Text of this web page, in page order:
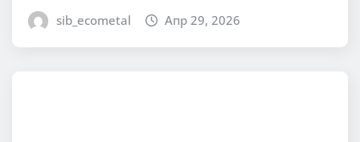
sib_ecometal Апр 29, 2026